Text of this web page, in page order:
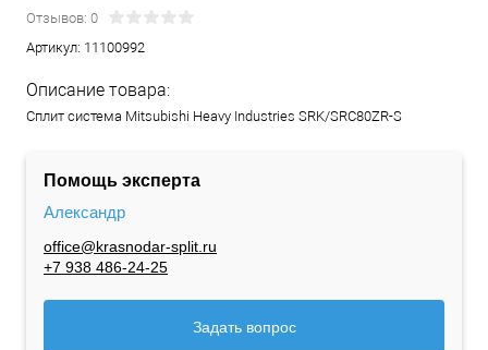
Отзывов: 0
Артикул: 11100992
Описание товара:
Сплит система Mitsubishi Heavy Industries SRK/SRC80ZR-S
Помощь эксперта
Александр
office@krasnodar-split.ru
+7 938 486-24-25
Задать вопрос